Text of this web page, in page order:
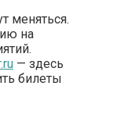
меняться.
на
— здесь
билеты